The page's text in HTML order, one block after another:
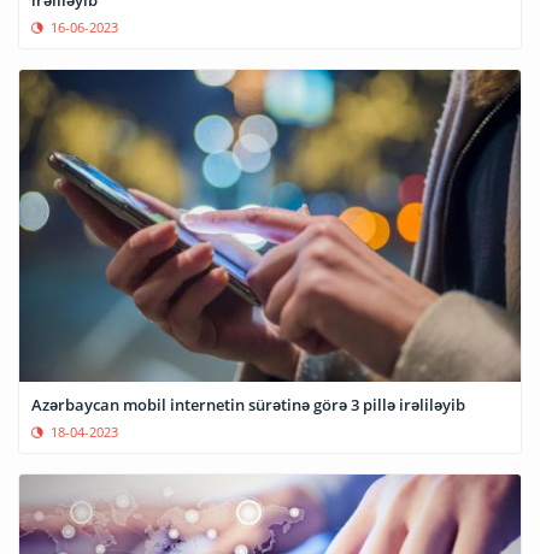
16-06-2023
Azərbaycan mobil internetin sürətinə görə 3 pillə irəliləyib
18-04-2023